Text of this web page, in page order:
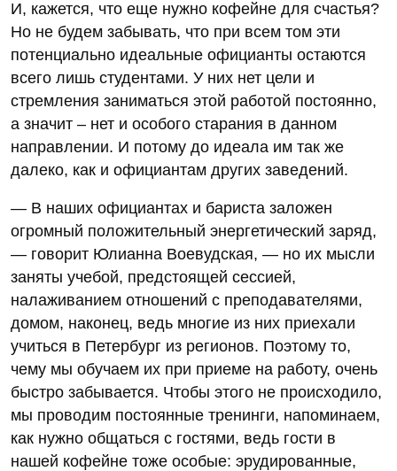
И, кажется, что еще нужно кофейне для счастья?
Но не будем забывать, что при всем том эти
потенциально идеальные официанты остаются
всего лишь студентами. У них нет цели и
стремления заниматься этой работой постоянно,
а значит – нет и особого старания в данном
направлении. И потому до идеала им так же
далеко, как и официантам других заведений.
— В наших официантах и бариста заложен
огромный положительный энергетический заряд,
— говорит Юлианна Воевудская, — но их мысли
заняты учебой, предстоящей сессией,
налаживанием отношений с преподавателями,
домом, наконец, ведь многие из них приехали
учиться в Петербург из регионов. Поэтому то,
чему мы обучаем их при приеме на работу, очень
быстро забывается. Чтобы этого не происходило,
мы проводим постоянные тренинги, напоминаем,
как нужно общаться с гостями, ведь гости в
нашей кофейне тоже особые: эрудированные,